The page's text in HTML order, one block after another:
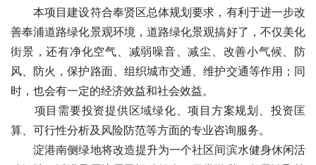
本项目建设符合奉贤区总体规划要求，有利于进一步改
善奉浦道路绿化景观环境，道路绿化景观搞好了，不仅美化
街景，还有净化空气、减弱噪音、减尘、改善小气候、防
风、防火，保护路面、组织城市交通、维护交通等作用；同
时，也会有一定的经济效益和社会效益。
项目需要投资提供区域绿化、项目方案规划、投资匡
算、可行性分析及风险防范等方面的专业咨询服务。
淀港南侧绿地将改造提升为一个社区间滨水健身休闲活